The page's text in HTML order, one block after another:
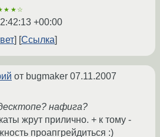
+00:00
Ссылка
от bugmaker 07.11.2007
нафига?
жрут прилично. + к тому -
проапгрейдиться :)